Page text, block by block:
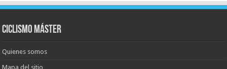
Ciclismo Máster
Quienes somos
Mapa del sitio